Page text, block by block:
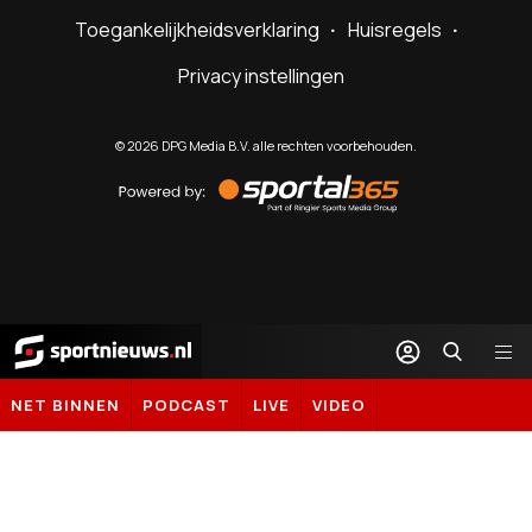
Toegankelijkheidsverklaring
Huisregels
Privacy instellingen
©2026 DPG Media B.V. alle rechten voorbehouden.
by
Sportal365
Sportnieuws.nl
NET BINNEN PODCAST LIVE VIDEO